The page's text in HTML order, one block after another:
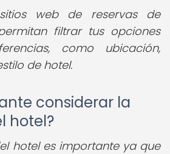
web de reservas de
filtrar tus opciones
como ubicación,
de hotel.
considerar la
hotel?
hotel es importante ya que